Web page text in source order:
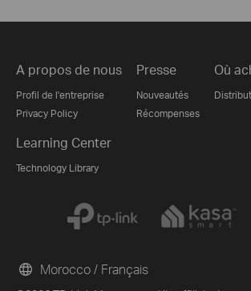
A propos de nous
Profil de l'entreprise
Privacy Policy
Presse
Nouveautés
Récompenses
Où
Learning Center
Technology Library
Morocco / Français